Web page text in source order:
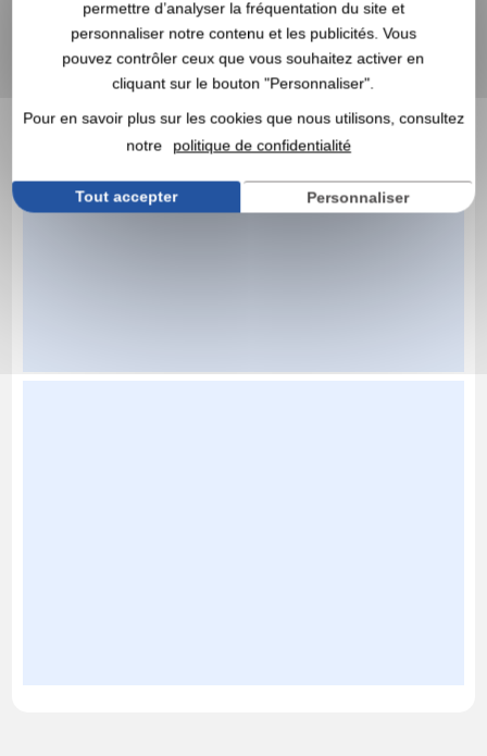
permettre d’analyser la fréquentation du site et
personnaliser notre contenu et les publicités. Vous
pouvez contrôler ceux que vous souhaitez activer en
cliquant sur le bouton "Personnaliser".
Pour en savoir plus sur les cookies que nous utilisons, consultez
notre
politique de confidentialité
Tout accepter Personnaliser